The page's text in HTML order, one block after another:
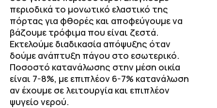
περιοδικά το μονωτικό ελαστικό της
πόρτας για φθορές και αποφεύγουμε να
βάζουμε τρόφιμα που είναι ζεστά.
Εκτελούμε διαδικασία απόψυξης όταν
δούμε ανάπτυξη πάγου στο εσωτερικό.
Ποσοστό κατανάλωσης στην μέση οικία
είναι 7-8%, με επιπλέον 6-7% κατανάλωση
αν έχουμε σε λειτουργία και επιπλέον
ψυγείο νερού.